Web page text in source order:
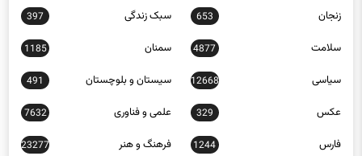
زنجان 653 سبک زندگی 397
سلامت 4877 سمنان 1185
سیاسی 12668 سیستان و بلوچستان 491
عکس 329 علمی و فناوری 7632
فارس 1244 فرهنگ و هنر 23277